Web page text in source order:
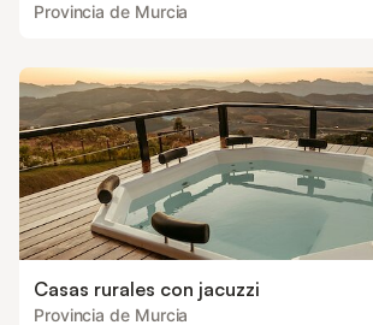
Provincia de Murcia
Casas rurales con jacuzzi
Provincia de Murcia